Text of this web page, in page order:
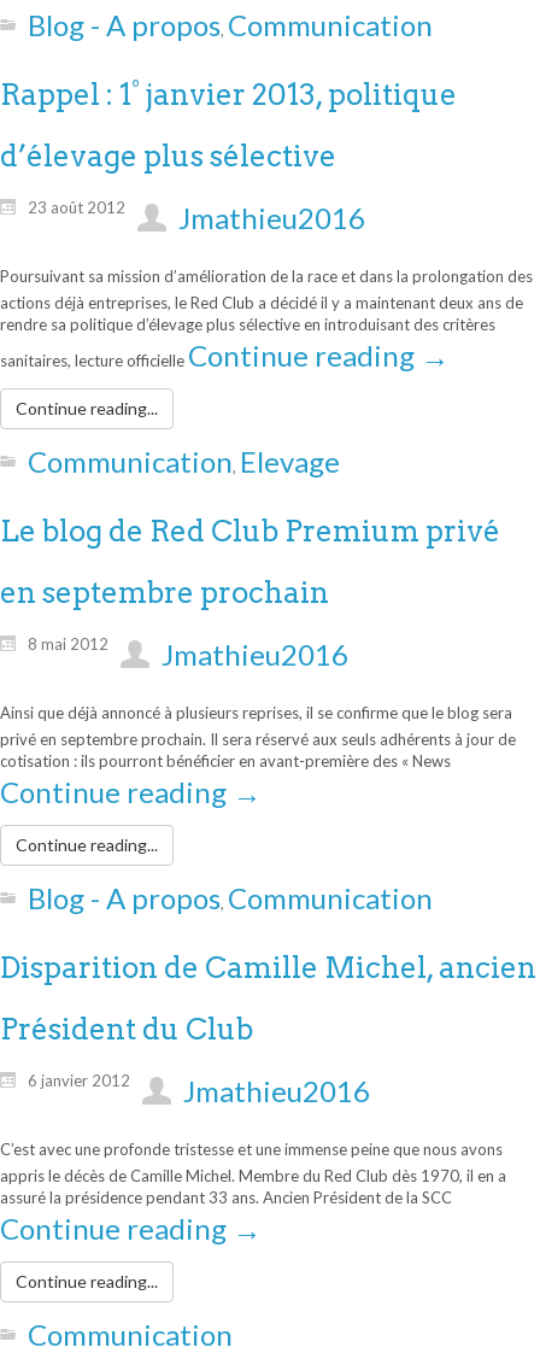
Blog - A propos, Communication
Rappel : 1° janvier 2013, politique
d’élevage plus sélective
23 août 2012 Jmathieu2016
Poursuivant sa mission d’amélioration de la race et dans la prolongation des
actions déjà entreprises, le Red Club a décidé il y a maintenant deux ans de
rendre sa politique d’élevage plus sélective en introduisant des critères
sanitaires, lecture officielle Continue reading →
Continue reading...
Communication, Elevage
Le blog de Red Club Premium privé
en septembre prochain
8 mai 2012 Jmathieu2016
Ainsi que déjà annoncé à plusieurs reprises, il se confirme que le blog sera
privé en septembre prochain. Il sera réservé aux seuls adhérents à jour de
cotisation : ils pourront bénéficier en avant-première des « News
Continue reading →
Continue reading...
Blog - A propos, Communication
Disparition de Camille Michel, ancien
Président du Club
6 janvier 2012 Jmathieu2016
C’est avec une profonde tristesse et une immense peine que nous avons
appris le décès de Camille Michel. Membre du Red Club dès 1970, il en a
assuré la présidence pendant 33 ans. Ancien Président de la SCC
Continue reading →
Continue reading...
Communication